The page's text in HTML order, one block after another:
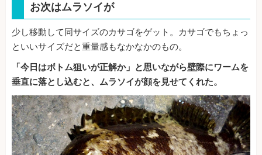
お次はムラソイが
少し移動して同サイズのカサゴをゲット。カサゴでもちょっ
といいサイズだと重量感もなかなかのもの。
「今日はボトム狙いが正解か」と思いながら壁際にワームを
垂直に落とし込むと、ムラソイが顔を見せてくれた。